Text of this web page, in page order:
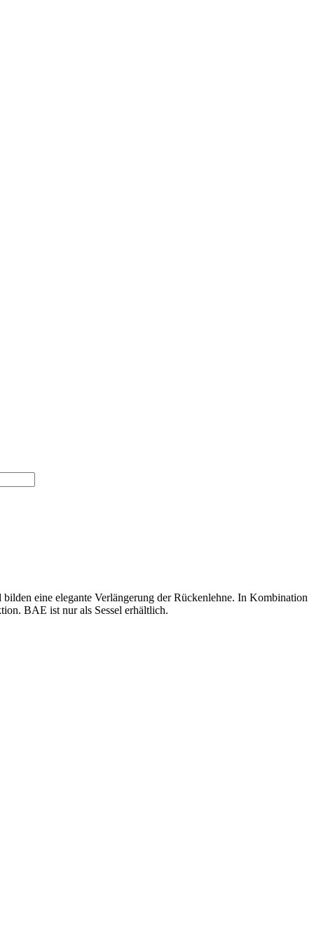
eine elegante Verlängerung der Rückenlehne. In Kombination
BAE ist nur als Sessel erhältlich.